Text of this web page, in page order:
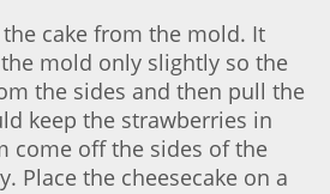
cake from the mold. It
mold only slightly so the
the sides and then pull the
keep the strawberries in
come off the sides of the
Place the cheesecake on a